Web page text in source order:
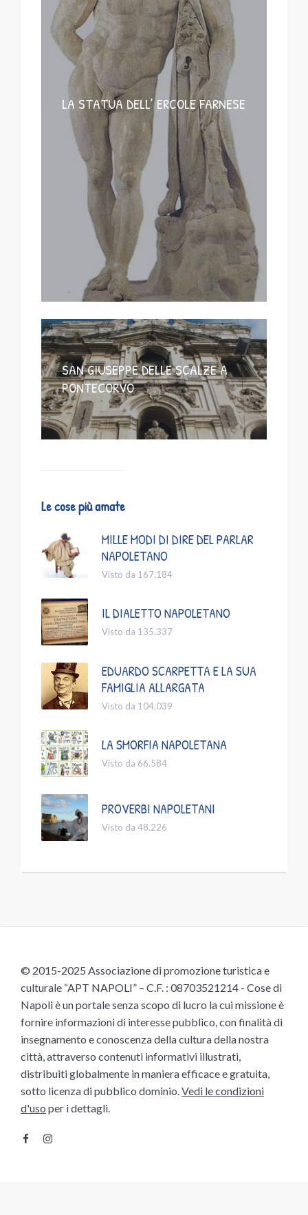
LA STATUA DELL’ ERCOLE FARNESE
SAN GIUSEPPE DELLE SCALZE A
PONTECORVO
Le cose più amate
MILLE MODI DI DIRE DEL PARLAR
NAPOLETANO
Visto da 167.184
IL DIALETTO NAPOLETANO
Visto da 135.337
EDUARDO SCARPETTA E LA SUA
FAMIGLIA ALLARGATA
Visto da 104.039
LA SMORFIA NAPOLETANA
Visto da 66.584
PROVERBI NAPOLETANI
Visto da 48.226
© 2015-2025 Associazione di promozione turistica e
culturale “APT NAPOLI” – C.F. : 08703521214 - Cose di
Napoli è un portale senza scopo di lucro la cui missione è
fornire informazioni di interesse pubblico, con finalità di
insegnamento e conoscenza della cultura della nostra
città, attraverso contenuti informativi illustrati,
distribuiti globalmente in maniera efficace e gratuita,
sotto licenza di pubblico dominio.Vedi le condizioni
d'uso per i dettagli.